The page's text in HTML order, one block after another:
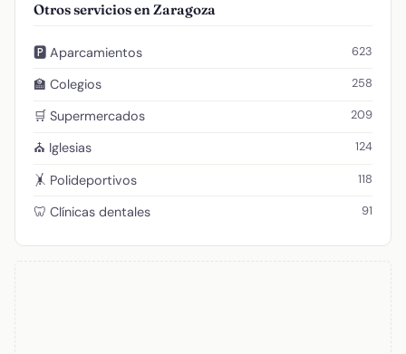
Otros servicios en Zaragoza
🅿️ Aparcamientos 623
🏫 Colegios 258
🛒 Supermercados 209
⛪ Iglesias 124
🤸 Polideportivos 118
🦷 Clínicas dentales 91